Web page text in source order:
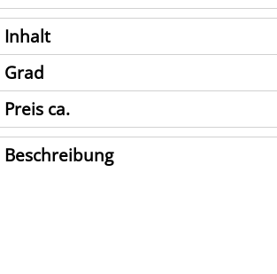
Inhalt
Grad
Preis ca.
Beschreibung